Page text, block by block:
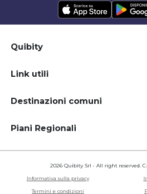
Quibity
Link utili
Destinazioni comuni
Piani Regionali
2026 Quibity Srl - All right reserved.
Informativa sulla privacy
Termini e condizioni